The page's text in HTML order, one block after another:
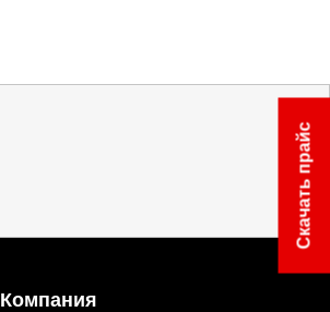
Компания
Скачать прайс